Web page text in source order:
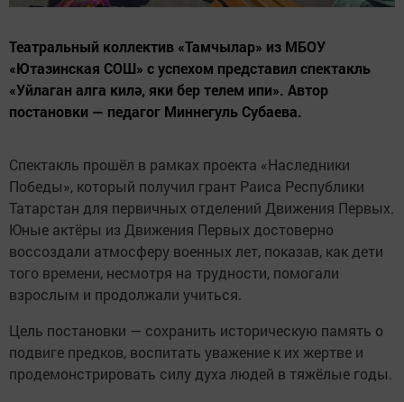
Театральный коллектив «Тамчылар» из МБОУ
«Ютазинская СОШ» с успехом представил спектакль
«Уйлаган алга килә, яки бер телем ипи». Автор
постановки — педагог Миннегуль Субаева.
Спектакль прошёл в рамках проекта «Наследники
Победы», который получил грант Раиса Республики
Татарстан для первичных отделений Движения Первых.
Юные актёры из Движения Первых достоверно
воссоздали атмосферу военных лет, показав, как дети
того времени, несмотря на трудности, помогали
взрослым и продолжали учиться.
Цель постановки — сохранить историческую память о
подвиге предков, воспитать уважение к их жертве и
продемонстрировать силу духа людей в тяжёлые годы.